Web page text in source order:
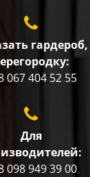
гардероб,
067 404 52 55
Для
098 949 39 00